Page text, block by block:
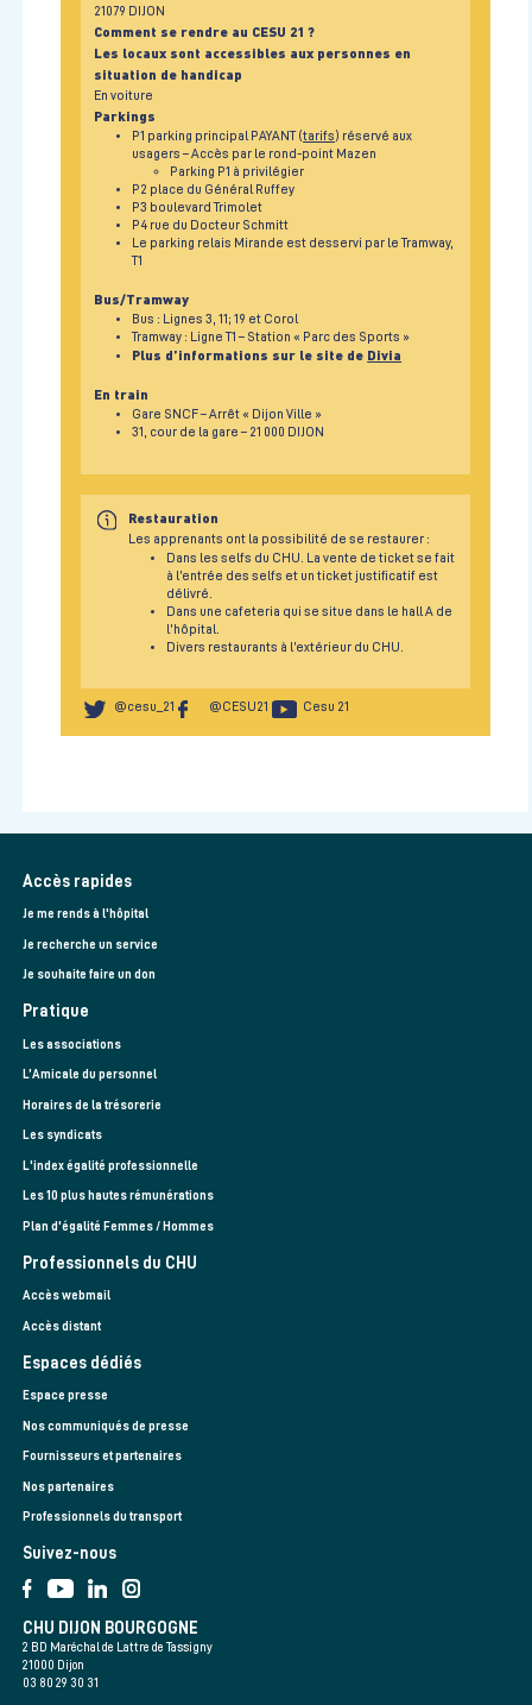
21079 DIJON
Comment se rendre au CESU 21 ?
Les locaux sont accessibles aux personnes en
situation de handicap
En voiture
Parkings
P1 parking principal PAYANT (tarifs) réservé aux
usagers – Accès par le rond-point Mazen
Parking P1 à privilégier
P2 place du Général Ruffey
P3 boulevard Trimolet
P4 rue du Docteur Schmitt
Le parking relais Mirande est desservi par le Tramway,
T1
Bus/Tramway
Bus : Lignes 3, 11; 19 et Corol
Tramway : Ligne T1 – Station « Parc des Sports »
Plus d’informations sur le site de Divia
En train
Gare SNCF – Arrêt « Dijon Ville »
31, cour de la gare – 21 000 DIJON
Restauration
Les apprenants ont la possibilité de se restaurer :
Dans les selfs du CHU. La vente de ticket se fait
à l’entrée des selfs et un ticket justificatif est
délivré.
Dans une cafeteria qui se situe dans le hall A de
l’hôpital.
Divers restaurants à l’extérieur du CHU.
@cesu_21 @CESU21 Cesu 21
Accès rapides
Je me rends à l'hôpital
Je recherche un service
Je souhaite faire un don
Pratique
Les associations
L’Amicale du personnel
Horaires de la trésorerie
Les syndicats
L'index égalité professionnelle
Les 10 plus hautes rémunérations
Plan d'égalité Femmes / Hommes
Professionnels du CHU
Accès webmail
Accès distant
Espaces dédiés
Espace presse
Nos communiqués de presse
Fournisseurs et partenaires
Nos partenaires
Professionnels du transport
Suivez-nous
CHU DIJON BOURGOGNE
2 BD Maréchal de Lattre de Tassigny
21000 Dijon
03 80 29 30 31